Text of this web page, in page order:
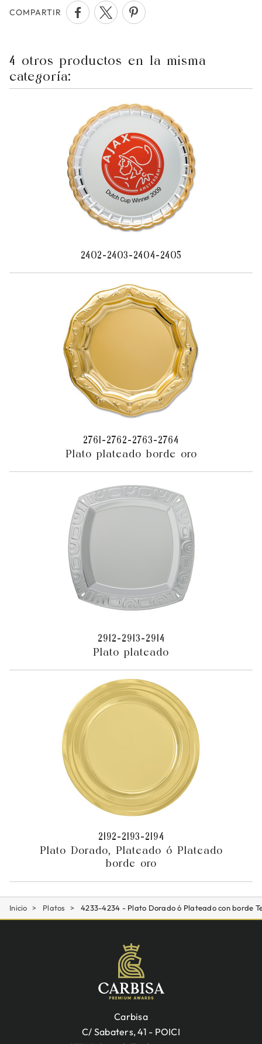
Inicio Platos 4233-4234 - Plato Dorado ó Plateado con borde
COMPARTIR
4 otros productos en la misma
categoría:
2402-2403-2404-2405
2761-2762-2763-2764
Plato plateado borde oro
2912-2913-2914
Plato plateado
2192-2193-2194
Plato Dorado, Plateado ó Plateado
borde oro
Carbisa
C/ Sabaters, 41 - POICI